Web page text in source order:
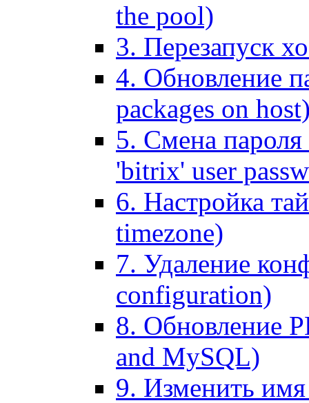
the pool)
3. Перезапуск
4. Обновление
packages on
5. Смена пароля
'bitrix' user
6. Настройка
timezone)
7. Удаление
configuration)
8. Обновление
and MySQL)
9. Изменить имя